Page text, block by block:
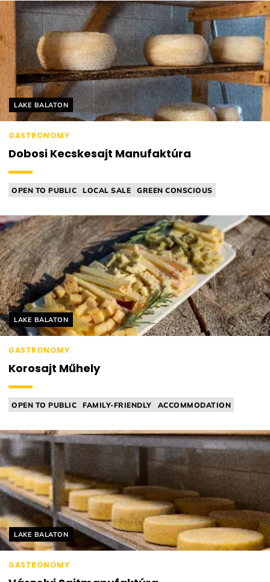
Helyszín címkék:
LAKE BALATON
GASTRONOMY
Dobosi Kecskesajt Manufaktúra
OPEN TO PUBLIC LOCAL SALE
GREEN CONSCIOUS
Helyszín címkék:
LAKE BALATON
GASTRONOMY
Korosajt Műhely
OPEN TO PUBLIC FAMILY-FRIENDLY
ACCOMMODATION
Helyszín címkék:
LAKE BALATON
GASTRONOMY